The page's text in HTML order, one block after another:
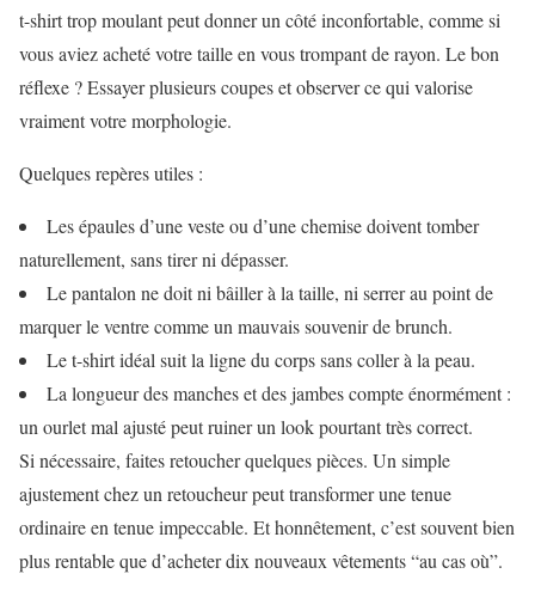
t-shirt trop moulant peut donner un côté inconfortable, comme si
vous aviez acheté votre taille en vous trompant de rayon. Le bon
réflexe ? Essayer plusieurs coupes et observer ce qui valorise
vraiment votre morphologie.
Quelques repères utiles :
Les épaules d’une veste ou d’une chemise doivent tomber
naturellement, sans tirer ni dépasser.
Le pantalon ne doit ni bâiller à la taille, ni serrer au point de
marquer le ventre comme un mauvais souvenir de brunch.
Le t-shirt idéal suit la ligne du corps sans coller à la peau.
La longueur des manches et des jambes compte énormément :
un ourlet mal ajusté peut ruiner un look pourtant très correct.
Si nécessaire, faites retoucher quelques pièces. Un simple
ajustement chez un retoucheur peut transformer une tenue
ordinaire en tenue impeccable. Et honnêtement, c’est souvent bien
plus rentable que d’acheter dix nouveaux vêtements “au cas où”.